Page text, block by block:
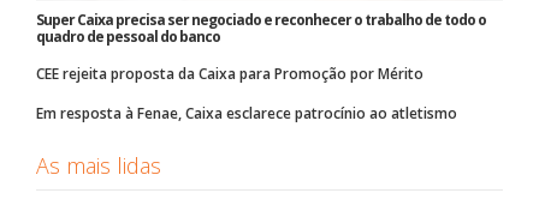
Super Caixa precisa ser negociado e reconhecer o trabalho de todo o
quadro de pessoal do banco
CEE rejeita proposta da Caixa para Promoção por Mérito
Em resposta à Fenae, Caixa esclarece patrocínio ao atletismo
As mais lidas